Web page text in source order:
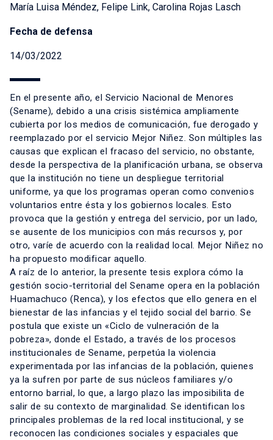
María Luisa Méndez, Felipe Link, Carolina Rojas Lasch
Fecha de defensa
14/03/2022
En el presente año, el Servicio Nacional de Menores
(Sename), debido a una crisis sistémica ampliamente
cubierta por los medios de comunicación, fue derogado y
reemplazado por el servicio Mejor Niñez. Son múltiples las
causas que explican el fracaso del servicio, no obstante,
desde la perspectiva de la planificación urbana, se observa
que la institución no tiene un despliegue territorial
uniforme, ya que los programas operan como convenios
voluntarios entre ésta y los gobiernos locales. Esto
provoca que la gestión y entrega del servicio, por un lado,
se ausente de los municipios con más recursos y, por
otro, varíe de acuerdo con la realidad local. Mejor Niñez no
ha propuesto modificar aquello.
A raíz de lo anterior, la presente tesis explora cómo la
gestión socio-territorial del Sename opera en la población
Huamachuco (Renca), y los efectos que ello genera en el
bienestar de las infancias y el tejido social del barrio. Se
postula que existe un «Ciclo de vulneración de la
pobreza», donde el Estado, a través de los procesos
institucionales de Sename, perpetúa la violencia
experimentada por las infancias de la población, quienes
ya la sufren por parte de sus núcleos familiares y/o
entorno barrial, lo que, a largo plazo las imposibilita de
salir de su contexto de marginalidad. Se identifican los
principales problemas de la red local institucional, y se
reconocen las condiciones sociales y espaciales que